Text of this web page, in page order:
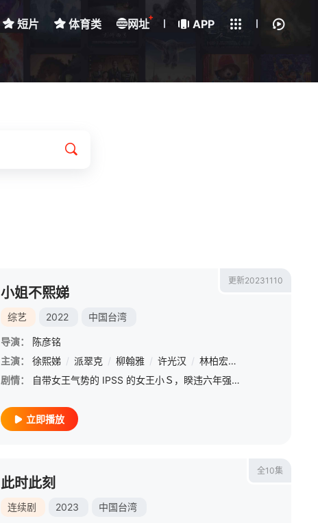
短片 体育类 网址
+
APP
下载客户端
我的观影记录
更新20231110
小姐不熙娣
综艺 2022 中国台湾
导演：
陈彦铭
主演：
徐熙娣 / 派翠克 / 柳翰雅 / 许光汉 / 林柏宏 /
剧情：
自带女王气势的 IPSS 的女王小Ｓ，睽违六年强势回归！以女性出发点的节目议题，聚焦女性的职场与生活感受。
立即播放
全10集
此时此刻
连续剧 2023 中国台湾